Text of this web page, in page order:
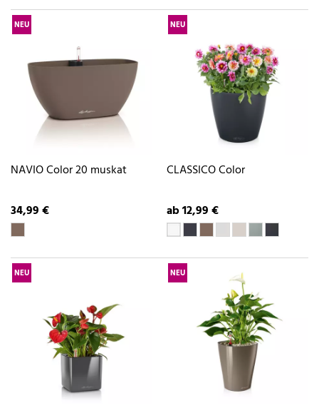
NEU
NAVIO Color 20 muskat
34,99 €
NEU
CLASSICO Color
ab 12,99 €
NEU NEU